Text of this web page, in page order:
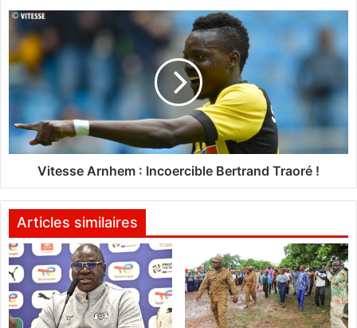
r
d
a
n
e
T
y
:
L
e
c
h
a
n
V
t
e
s
A
r
h
e
:
I
n
c
o
e
Vitesse Arnhem : Incoercible Bertrand Traoré !
Articles similaires